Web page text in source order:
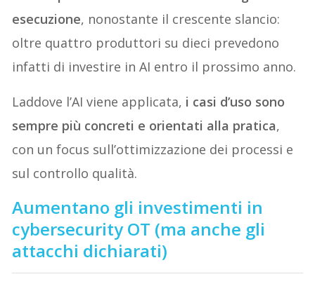
esecuzione, nonostante il crescente slancio:
oltre quattro produttori su dieci prevedono
infatti di investire in AI entro il prossimo anno.
Laddove l’AI viene applicata, i casi d’uso sono
sempre più concreti e orientati alla pratica,
con un focus sull’ottimizzazione dei processi e
sul controllo qualità.
Aumentano gli investimenti in
cybersecurity OT (ma anche gli
attacchi dichiarati)